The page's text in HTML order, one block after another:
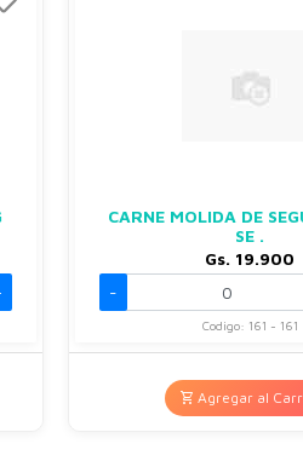
CARNE MOLIDA DE
SE .
Gs. 19.900
-
Codigo: 161 - 161
Agregar al